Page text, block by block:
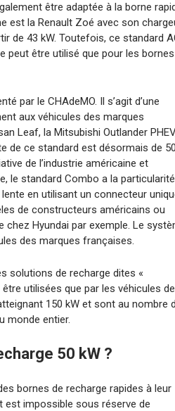
être adaptée à la borne
est la Renault Zoé avec son
de 43 kW. Toutefois, ce standard
peut être utilisé que pour les bornes
par le CHAdeMO. Il s’agit d’une
aux véhicules des marques
Leaf, la Mitsubishi Outlander
de ce standard est désormais de 50
de l’industrie américaine et
le standard Combo a la
en utilisant un connecteur
de constructeurs américains ou
Hyundai par exemple. Le
des marques françaises.
solutions de recharge dites «
utilisées que par les véhicules
150 kW et sont au nombre
monde entier.
50 kW ?
bornes de recharge rapides à leur
est impossible sous réserve de